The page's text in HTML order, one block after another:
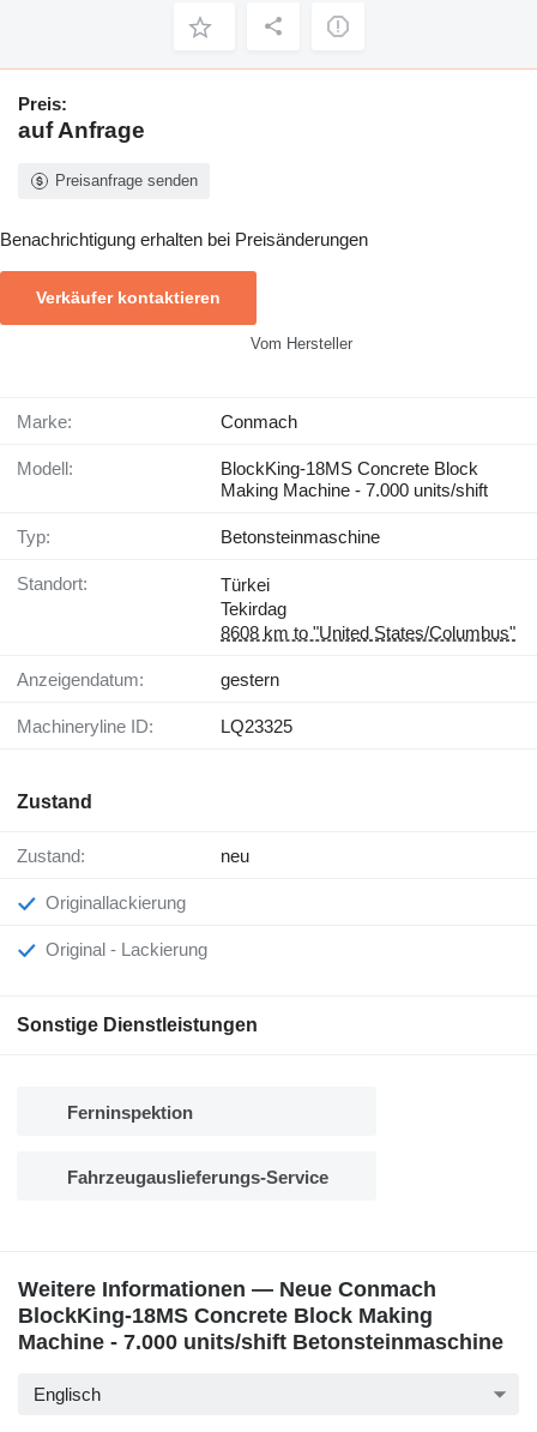
Preis:
auf Anfrage
Preisanfrage senden
Benachrichtigung erhalten bei Preisänderungen
Verkäufer kontaktieren
Vom Hersteller
Marke: Conmach
Modell:
BlockKing-18MS Concrete Block
Making Machine - 7.000 units/shift
Typ: Betonsteinmaschine
Standort:
Türkei
Tekirdag
8608 km to "United States/Columbus"
Anzeigendatum: gestern
Machineryline ID: LQ23325
Zustand
Zustand: neu
Originallackierung
Original - Lackierung
Sonstige Dienstleistungen
Ferninspektion
Fahrzeugauslieferungs-Service
Weitere Informationen — Neue Conmach
BlockKing-18MS Concrete Block Making
Machine - 7.000 units/shift Betonsteinmaschine
Englisch